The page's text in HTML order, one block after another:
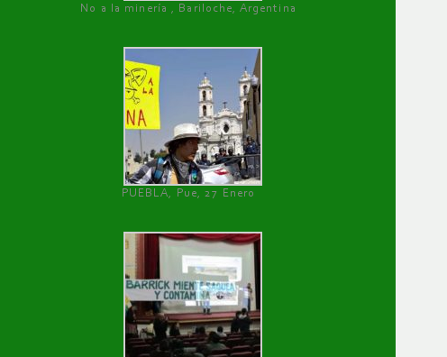
No a la minería , Bariloche, Argentina
PUEBLA, Pue, 27 Enero